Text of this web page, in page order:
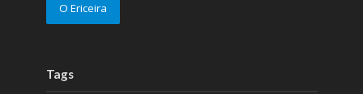
O Ericeira
Tags